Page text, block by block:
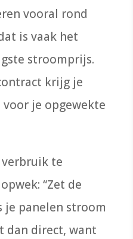
vooral rond
is vaak het
stroomprijs.
krijg je
je opgewekte
te
“Zet de
je panelen stroom
dan direct, want